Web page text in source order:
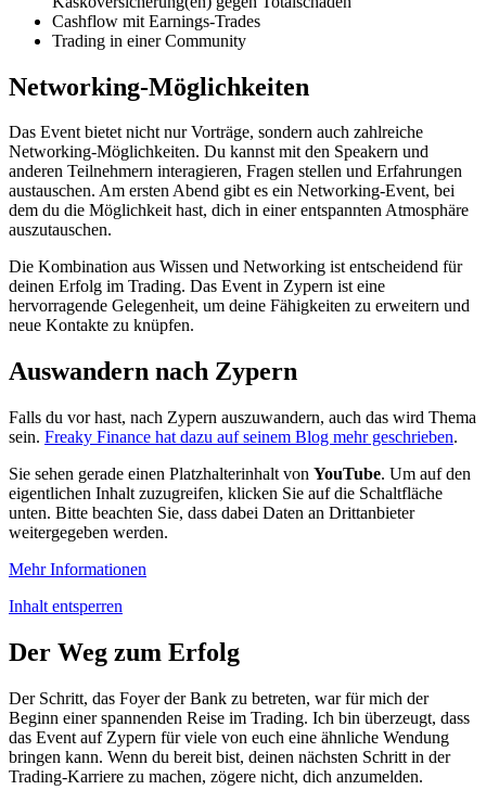
Cashflow mit Earnings-Trades
Trading in einer Community
Networking-Möglichkeiten
Das Event bietet nicht nur Vorträge, sondern auch zahlreiche
Networking-Möglichkeiten. Du kannst mit den Speakern und
anderen Teilnehmern interagieren, Fragen stellen und Erfahrungen
austauschen. Am ersten Abend gibt es ein Networking-Event, bei
dem du die Möglichkeit hast, dich in einer entspannten Atmosphäre
auszutauschen.
Die Kombination aus Wissen und Networking ist entscheidend für
deinen Erfolg im Trading. Das Event in Zypern ist eine
hervorragende Gelegenheit, um deine Fähigkeiten zu erweitern und
neue Kontakte zu knüpfen.
Auswandern nach Zypern
Falls du vor hast, nach Zypern auszuwandern, auch das wird Thema
sein. Freaky Finance hat dazu auf seinem Blog mehr geschrieben.
Sie sehen gerade einen Platzhalterinhalt von YouTube. Um auf den
eigentlichen Inhalt zuzugreifen, klicken Sie auf die Schaltfläche
unten. Bitte beachten Sie, dass dabei Daten an Drittanbieter
weitergegeben werden.
Mehr Informationen
Inhalt entsperren
Der Weg zum Erfolg
Der Schritt, das Foyer der Bank zu betreten, war für mich der
Beginn einer spannenden Reise im Trading. Ich bin überzeugt, dass
das Event auf Zypern für viele von euch eine ähnliche Wendung
bringen kann. Wenn du bereit bist, deinen nächsten Schritt in der
Trading-Karriere zu machen, zögere nicht, dich anzumelden.